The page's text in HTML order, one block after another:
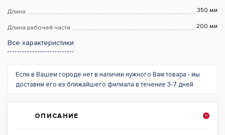
Длина 350 мм
Длина рабочей части 200 мм
Все характеристики
Если в Вашем городе нет в наличии нужного Вам товара - мы
доставим его из ближайшего филиала в течение 3-7 дней
ОПИСАНИЕ